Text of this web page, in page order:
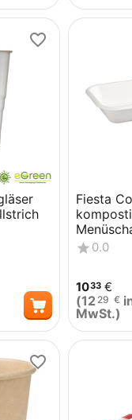
Fiesta
Bagasse
Stück)
0.0
1033 €
(12 29 €
MwSt.)